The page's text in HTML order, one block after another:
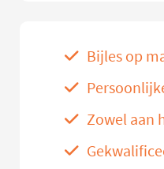
Bijles op
Zowel aan